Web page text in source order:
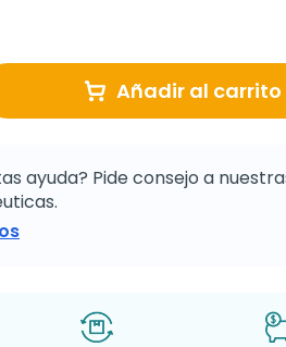
Añadir al carrito
ayuda? Pide consejo a